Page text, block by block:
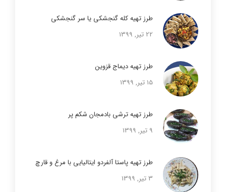
طرز تهیه کله گنجشکی یا سر گنجشکی
22 تیر, 1399
طرز تهیه دیماج قزوین
15 تیر, 1399
طرز تهیه ترشی بادمجان شکم پر
9 تیر, 1399
طرز تهیه پاستا آلفردو ایتالیایی با مرغ و قارچ
3 تیر, 1399